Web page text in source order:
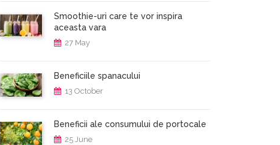
Smoothie-uri care te vor inspira
aceasta vara
27 May
Beneficiile spanacului
13 October
Beneficii ale consumului de portocale
25 June